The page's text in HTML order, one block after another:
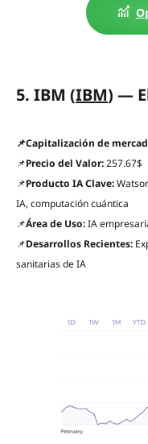
5. IBM (IBM) —
📌Capitalización de
📌Precio del Valor:257.67$
📌Producto IA Clave:
IA, computación cuántica
📌Área de Uso:IA
📌Desarrollos Recientes:
sanitarias de IA